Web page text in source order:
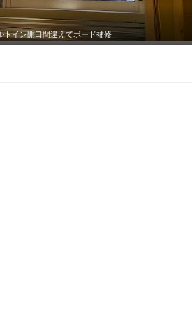
トイン開口間違えてボード補修